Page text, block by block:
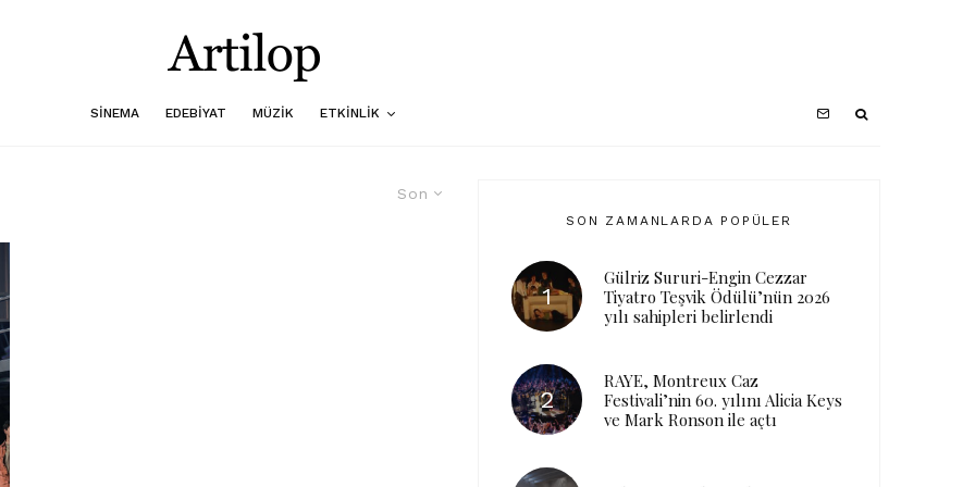
SINEMA EDEBIYAT MÜZIK ETKINLIK
Son
SON ZAMANLARDA POPÜLER
Gülriz Sururi-Engin Cezzar
Tiyatro Teşvik Ödülü’nün 2026
yılı sahipleri belirlendi
RAYE, Montreux Caz
Festivali’nin 60. yılını Alicia Keys
ve Mark Ronson ile açtı